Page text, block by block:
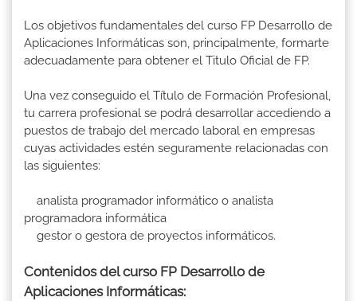
Los objetivos fundamentales del curso FP Desarrollo de
Aplicaciones Informáticas son, principalmente, formarte
adecuadamente para obtener el Titulo Oficial de FP.
Una vez conseguido el Título de Formación Profesional,
tu carrera profesional se podrá desarrollar accediendo a
puestos de trabajo del mercado laboral en empresas
cuyas actividades estén seguramente relacionadas con
las siguientes:
analista programador informático o analista
programadora informática
gestor o gestora de proyectos informáticos.
Contenidos del curso FP Desarrollo de
Aplicaciones Informáticas: